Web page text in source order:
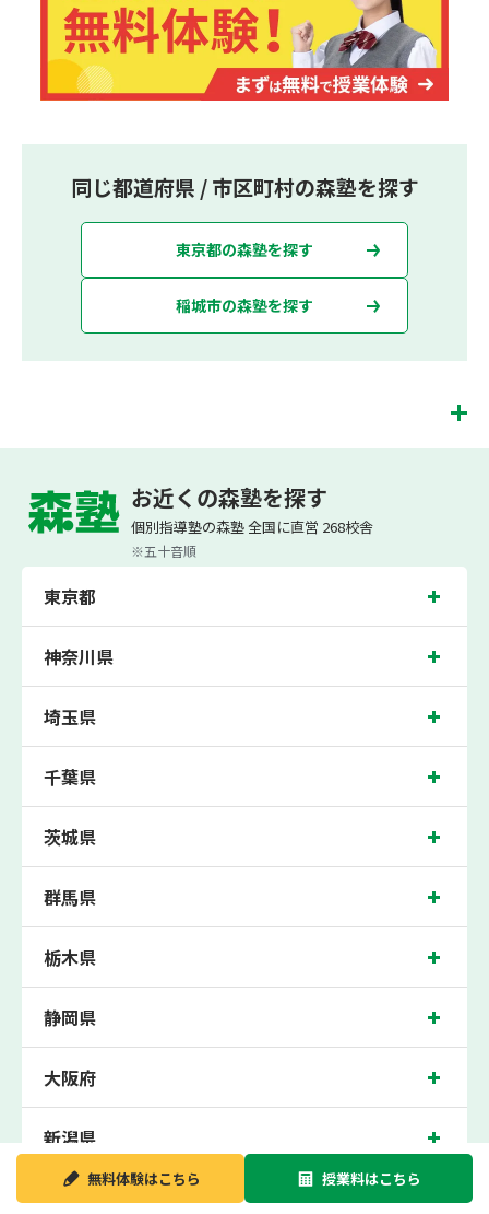
同じ都道府県 / 市区町村の森塾を探す
東京都の森塾を探す
稲城市の森塾を探す
数・英語・国語）[個別]とDOJO[集団]、中学生は5科目（数学・英語・国語・理
科・社会）、高校生は7科目（数学・英語・国語[古典・現代文]・理科[物理・化
学・生物・地学]・地理歴史・公民・小論文）を提供しています。
また、個別指導塾「森塾」では「成績保証制度」を提供しており、高校生の入塾後
満でご入塾の場合、受講科目が1科目で+20点以上。60点以上でご入塾の場合、そ
上がらなければ、3学期目の対象科目授業料を全額免除し、1学期間無料で指導させ
ていただきます。＊定期テストの一科目あたりの満点数が100点でない地域では、
100点満点に換算した場合の上記 記載点数相当の内容を保証させていただきます。
中学校、稲城第五中学校、稲城第三中学校、稲城第四中学校、稲城第二中学校の各
に向けた受験指導などを実施。
稲城近くの塾・個別指導塾。稲城駅（東京都稲城市東長沼）周辺の小学生・中学
生・高校生の成績アップの塾・個別指導塾なら「森塾 稲城校」へ。
稲城校の住所は東京都稲城市東長沼。周辺には稲城駅前郵便局や多摩中央署百村駐
は、稲城駅はもちろん、近隣の稲城長沼駅や京王よみうりランド駅にお住まいの方
からも続々お問い合わせいただいております。無料体験受付中です！
お近くの森塾を探す
個別指導塾の森塾 全国に直営 268校舎
※五十音順
東京都
神奈川県
埼玉県
千葉県
茨城県
群馬県
栃木県
静岡県
大阪府
新潟県
無料体験はこちら 授業料はこちら